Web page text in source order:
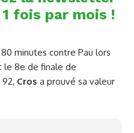
fois par mois !
minutes contre Pau lors
le 8e de finale de
Cros a prouvé sa valeur